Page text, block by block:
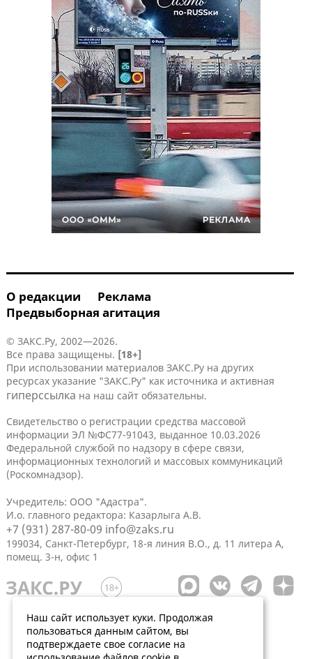
О редакции
Реклама
Предвыборная агитация
© ЗАКС.Ру, 2002—2026.
Все права защищены. [18+]
При использовании материалов ЗАКС.Ру на других
ресурсах указание "ЗАКС.Ру" как источника и активная
гиперссылка на наш сайт обязательны.
Свидетельство о регистрации средства массовой
информации ЭЛ №ФС77-91043, выданное 10.03.2026
Федеральной службой по надзору в сфере связи,
информационных технологий и массовых коммуникаций
(Роскомнадзор).
Учредитель: ООО "Адастра".
И.о. главного редактора: Казарлыга А.В.
+7 (931) 287-80-09 info@zaks.ru
199034, Санкт-Петербург, 18-я линия В.О., д. 11 литера А,
помещ. 3-н, офис 1
Наш сайт использует куки. Продолжая
пользоваться данным сайтом, вы
подтверждаете свое согласие на